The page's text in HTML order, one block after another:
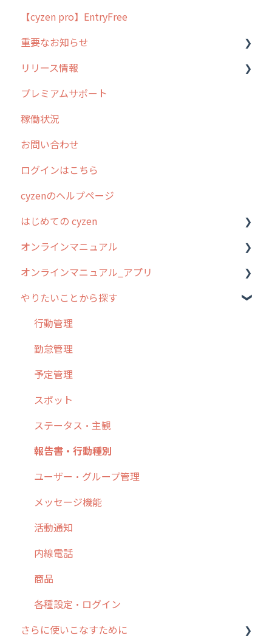
よくある質問
ラウンダー
メンテナンス
外廻り営業
清掃
不動産
【cyzen pro】EntryFree
重要なお知らせ
過去の重要なお知らせ
障害情報
リリース情報
リリース
2026年のリリース情報
2025年のリリース情報
2024年のリリース情報
2023年のリリース情報
過去のリリース
2019年までのリリース情報
お客様の声を実現しました
プレミアムサポート
稼働状況
お問い合わせ
ログインはこちら
cyzenのヘルプページ
はじめての cyzen
0. はじめてのcyzenの使い方
1. cyzenについて知ろう
2. 主要機能の概要
3. cyzenの位置情報取得について
4. cyzen利用前の準備：システム管理者編
5. 基本的な使い方：システム管理者編
6. 基本的な使い方：ユーザー編
7. 初心者向けよくある質問集
8. 用語集
9. もっと便利に利用するための設定
10.ユーザー向けおすすめの使い方
【業界業種別】cyzen設定方法
オンラインマニュアル
管理サイトの使い始め
ユーザー・グループ管理
行動管理
予定管理
スポット
ステータス・主観
報告書・行動種別
勤怠管理
活動通知
パフォーマンス
帳票出力
メッセージ・ファイル添付
商品
各種設定・その他
オンラインマニュアル_アプリ
アプリの使い始め
ホーム画面
スポット
報告閲覧
予定
日報
履歴
メンバー
メッセージ
パフォーマンス
外部リンク
お知らせ
設定
やりたいことから探す
行動管理
勤怠管理
予定管理
スポット
ステータス・主観
報告書・行動種別
ユーザー・グループ管理
メッセージ機能
活動通知
内線電話
商品
各種設定・ログイン
さらに使いこなすために